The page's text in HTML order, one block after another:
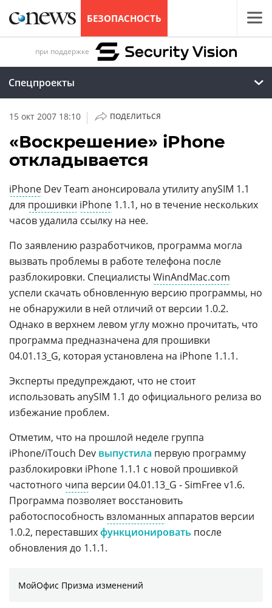
БЕЗОПАСНОСТЬ
при поддержке
Спецпроекты
15 окт 2007 18:10 | ПОДЕЛИТЬСЯ
«Воскрешение» iPhone
откладывается
iPhone Dev Team анонсировала утилиту anySIM 1.1
для прошивки iPhone 1.1.1, но в течение нескольких
часов удалила ссылку на нее.
По заявлению разработчиков, программа могла
вызвать проблемы в работе телефона после
разблокировки. Специалисты WinAndMac.com
успели скачать обновленную версию программы, но
не обнаружили в ней отличий от версии 1.0.2.
Однако в верхнем левом углу можно прочитать, что
программа предназначена для прошивки
04.01.13_G, которая установлена на iPhone 1.1.1.
Эксперты предупреждают, что не стоит
использовать anySIM 1.1 до официального релиза во
избежание проблем.
Отметим, что на прошлой неделе группа
iPhone/iTouch Dev выпустила первую программу
разблокировки iPhone 1.1.1 с новой прошивкой
частотного чипа версии 04.01.13_G - SimFree v1.6.
Программа позволяет восстановить
работоспособность взломанныхаппаратов версии
1.0.2, переставшихфункционировать после
обновления до 1.1.1.
МойОфис Призма изменений